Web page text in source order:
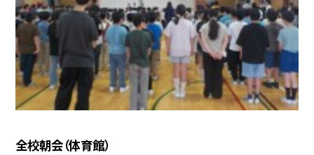
全校朝会（体育館）